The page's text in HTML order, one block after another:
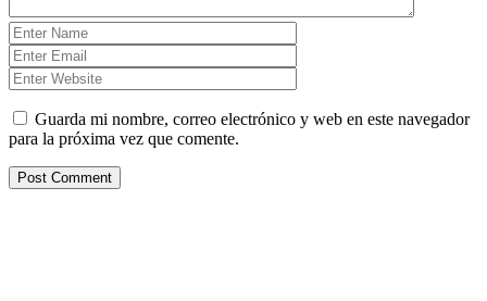
Guarda mi nombre, correo electrónico y web en este navegador
para la próxima vez que comente.